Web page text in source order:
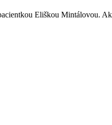
Eliškou Mintálovou.